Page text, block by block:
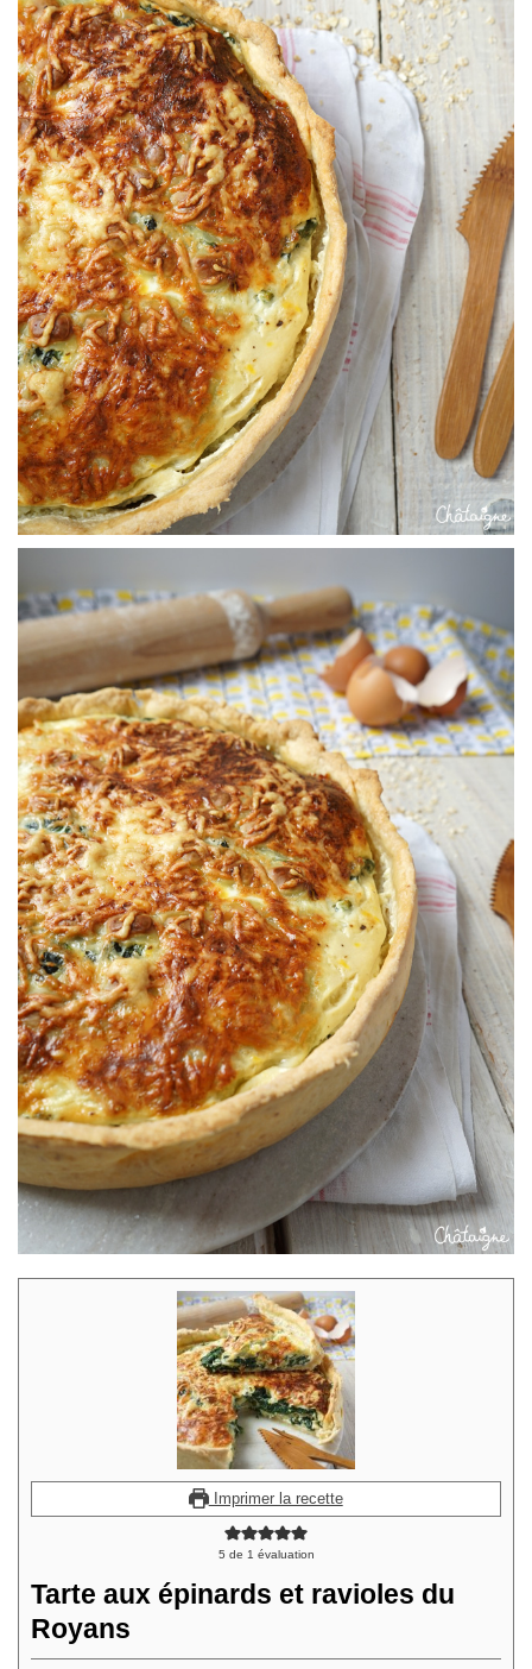
Imprimer la recette
5 de 1 évaluation
Tarte aux épinards et ravioles du
Royans